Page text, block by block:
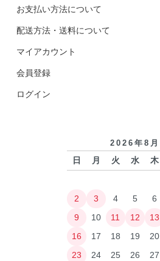
お支払い方法について
配送方法・送料について
マイアカウント
会員登録
ログイン
2026年8月
日 月 火 水 木
2
3 4 5 6
9
10 11 12 13
16
17 18 19 20
23
24 25 26 27